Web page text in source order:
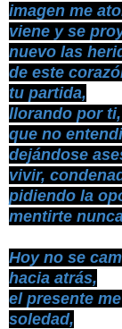
imagen me
viene y se
nuevo las
de este
tu partida,
llorando por
que no
dejándose
vivir,
pidiendo la
mentirte
Hoy no se
hacia atrás,
el presente
soledad,